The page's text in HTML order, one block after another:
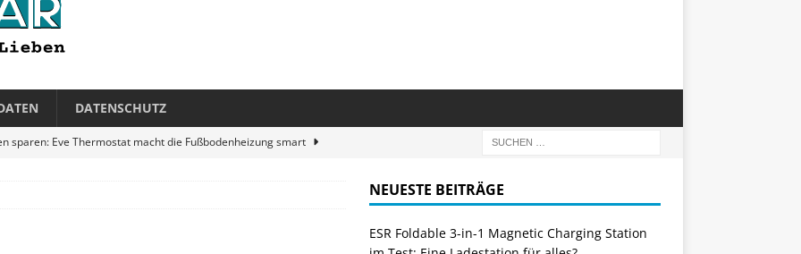
DATENSCHUTZ
sparen: Eve Thermostat macht die Fußbodenheizung smart
NEUESTE BEITRÄGE
ESR Foldable 3-in-1 Magnetic Charging Station